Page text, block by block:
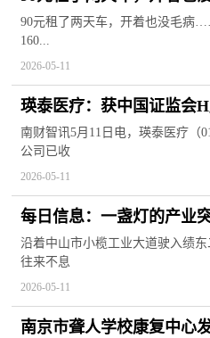
意”，还车时被扣了1600多
90元租了两天车，开着也没毛病
160...
2026-05-11
瑛泰医疗：获中国证监会
及7178.66万股内资股转换|
南财智讯5月11日电，瑛泰医疗（
公司已收
2026-05-11
每日信息：一盏灯的产业
饰品牌新通路
沿着中山市小榄工业大道驶入绩
往来不息
2026-05-11
南京市聋人学校康复中心